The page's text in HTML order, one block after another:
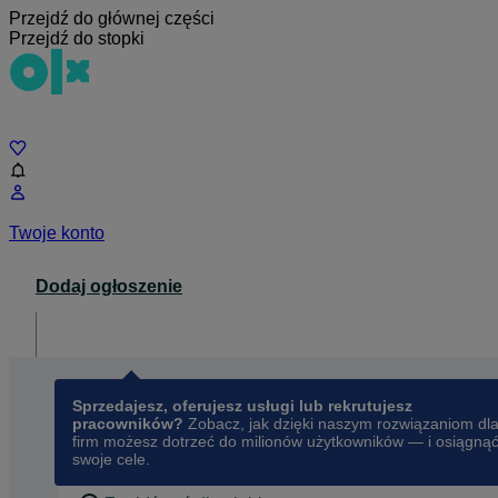
Przejdź do głównej części
Przejdź do stopki
Twoje konto
Dodaj ogłoszenie
Sprzedajesz, oferujesz usługi lub rekrutujesz
pracowników? Zobacz, jak dzięki naszym rozwiązaniom dla
firm możesz dotrzeć do milionów użytkowników — i osiągnąć
swoje cele.